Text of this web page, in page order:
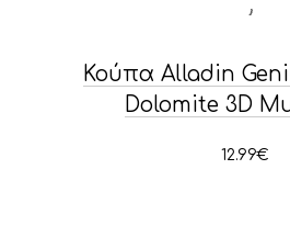
Κούπα Alladin
Dolomite 3D
12.99€
PREVIOUS